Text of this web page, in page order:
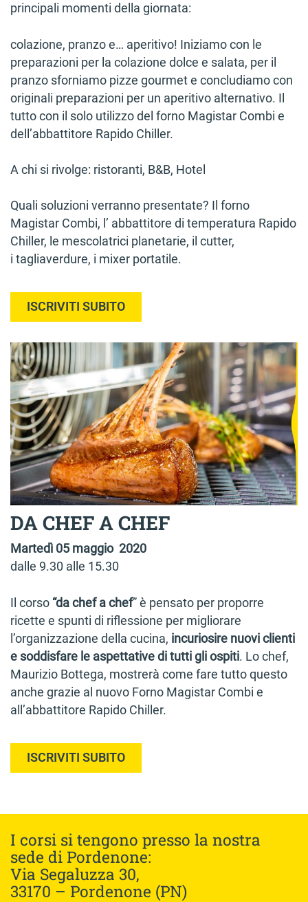
principali momenti della giornata:
colazione, pranzo e… aperitivo! Iniziamo con le
preparazioni per la colazione dolce e salata, per il
pranzo sforniamo pizze gourmet e concludiamo con
originali preparazioni per un aperitivo alternativo. Il
tutto con il solo utilizzo del forno Magistar Combi e
dell’abbattitore Rapido Chiller.
A chi si rivolge: ristoranti, B&B, Hotel
Quali soluzioni verranno presentate? Il forno
Magistar Combi, l’ abbattitore di temperatura Rapido
Chiller, le mescolatrici planetarie, il cutter,
i tagliaverdure, i mixer portatile.
ISCRIVITI SUBITO
DA CHEF A CHEF
Martedì 05 maggio 2020
dalle 9.30 alle 15.30
Il corso “da chef a chef” è pensato per proporre
ricette e spunti di riflessione per migliorare
l’organizzazione della cucina, incuriosire nuovi clienti
e soddisfare le aspettative di tutti gli ospiti. Lo chef,
Maurizio Bottega, mostrerà come fare tutto questo
anche grazie al nuovo Forno Magistar Combi e
all’abbattitore Rapido Chiller.
ISCRIVITI SUBITO
I corsi si tengono presso la nostra
sede di Pordenone:
Via Segaluzza 30,
33170 – Pordenone (PN)